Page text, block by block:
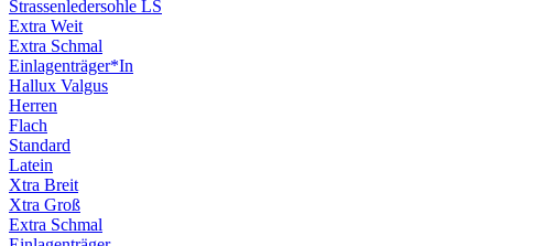
Strassenledersohle LS
Extra Weit
Extra Schmal
Einlagenträger*In
Hallux Valgus
Herren
Flach
Standard
Latein
Xtra Breit
Xtra Groß
Extra Schmal